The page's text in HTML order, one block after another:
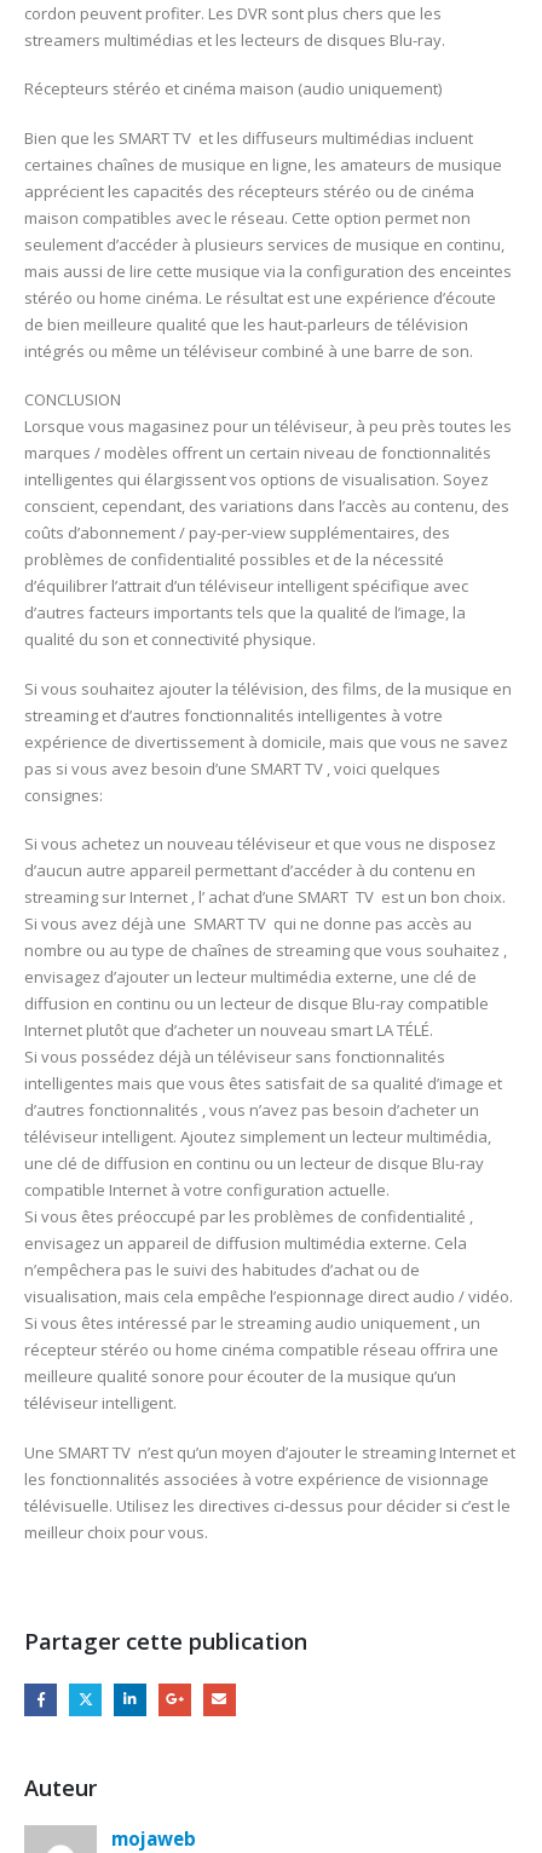
cordon peuvent profiter. Les DVR sont plus chers que les
streamers multimédias et les lecteurs de disques Blu-ray.
Récepteurs stéréo et cinéma maison (audio uniquement)
Bien que les SMART TV et les diffuseurs multimédias incluent
certaines chaînes de musique en ligne, les amateurs de musique
apprécient les capacités des récepteurs stéréo ou de cinéma
maison compatibles avec le réseau. Cette option permet non
seulement d’accéder à plusieurs services de musique en continu,
mais aussi de lire cette musique via la configuration des enceintes
stéréo ou home cinéma. Le résultat est une expérience d’écoute
de bien meilleure qualité que les haut-parleurs de télévision
intégrés ou même un téléviseur combiné à une barre de son.
CONCLUSION
Lorsque vous magasinez pour un téléviseur, à peu près toutes les
marques / modèles offrent un certain niveau de fonctionnalités
intelligentes qui élargissent vos options de visualisation. Soyez
conscient, cependant, des variations dans l’accès au contenu, des
coûts d’abonnement / pay-per-view supplémentaires, des
problèmes de confidentialité possibles et de la nécessité
d’équilibrer l’attrait d’un téléviseur intelligent spécifique avec
d’autres facteurs importants tels que la qualité de l’image, la
qualité du son et connectivité physique.
Si vous souhaitez ajouter la télévision, des films, de la musique en
streaming et d’autres fonctionnalités intelligentes à votre
expérience de divertissement à domicile, mais que vous ne savez
pas si vous avez besoin d’une SMART TV , voici quelques
consignes:
Si vous achetez un nouveau téléviseur et que vous ne disposez
d’aucun autre appareil permettant d’accéder à du contenu en
streaming sur Internet , l’ achat d’une SMART TV est un bon choix.
Si vous avez déjà une SMART TV qui ne donne pas accès au
nombre ou au type de chaînes de streaming que vous souhaitez ,
envisagez d’ajouter un lecteur multimédia externe, une clé de
diffusion en continu ou un lecteur de disque Blu-ray compatible
Internet plutôt que d’acheter un nouveau smart LA TÉLÉ.
Si vous possédez déjà un téléviseur sans fonctionnalités
intelligentes mais que vous êtes satisfait de sa qualité d’image et
d’autres fonctionnalités , vous n’avez pas besoin d’acheter un
téléviseur intelligent. Ajoutez simplement un lecteur multimédia,
une clé de diffusion en continu ou un lecteur de disque Blu-ray
compatible Internet à votre configuration actuelle.
Si vous êtes préoccupé par les problèmes de confidentialité ,
envisagez un appareil de diffusion multimédia externe. Cela
n’empêchera pas le suivi des habitudes d’achat ou de
visualisation, mais cela empêche l’espionnage direct audio / vidéo.
Si vous êtes intéressé par le streaming audio uniquement , un
récepteur stéréo ou home cinéma compatible réseau offrira une
meilleure qualité sonore pour écouter de la musique qu’un
téléviseur intelligent.
Une SMART TV n’est qu’un moyen d’ajouter le streaming Internet et
les fonctionnalités associées à votre expérience de visionnage
télévisuelle. Utilisez les directives ci-dessus pour décider si c’est le
meilleur choix pour vous.
Partager cette publication
Auteur
mojaweb